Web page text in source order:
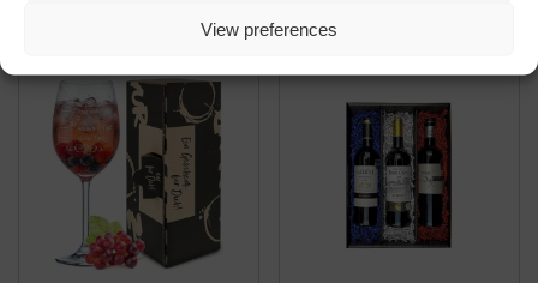
View preferences